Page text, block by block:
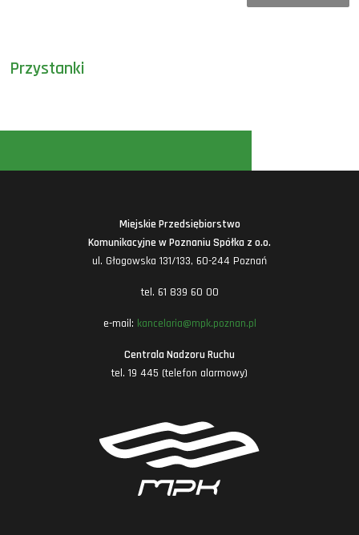
Przystanki
Miejskie Przedsiębiorstwo
Komunikacyjne w Poznaniu Spółka z o.o.
ul. Głogowska 131/133, 60-244 Poznań
tel. 61 839 60 00
e-mail: kancelaria@mpk.poznan.pl
Centrala Nadzoru Ruchu
tel. 19 445 (telefon alarmowy)